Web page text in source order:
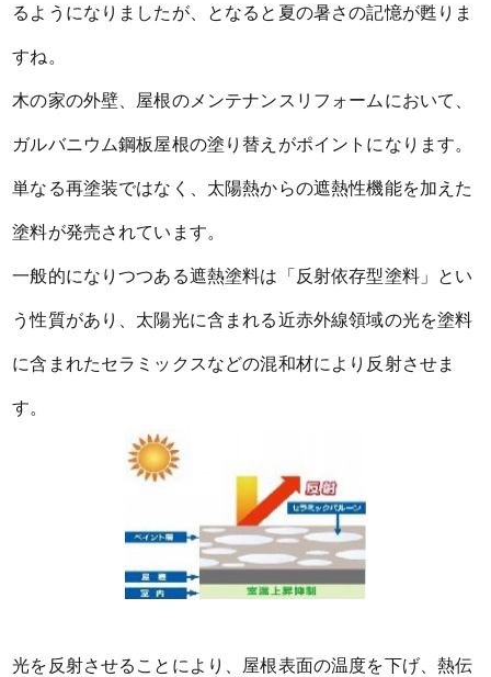
るようになりましたが、となると夏の暑さの記憶が甦りま
すね。
木の家の外壁、屋根のメンテナンスリフォームにおいて、
ガルバニウム鋼板屋根の塗り替えがポイントになります。
単なる再塗装ではなく、太陽熱からの遮熱性機能を加えた
塗料が発売されています。
一般的になりつつある遮熱塗料は「反射依存型塗料」とい
う性質があり、太陽光に含まれる近赤外線領域の光を塗料
に含まれたセラミックスなどの混和材により反射させま
す。
光を反射させることにより、屋根表面の温度を下げ、熱伝